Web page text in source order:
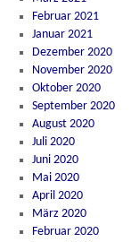
Februar 2021
Januar 2021
Dezember 2020
November 2020
Oktober 2020
September 2020
August 2020
Juli 2020
Juni 2020
Mai 2020
April 2020
März 2020
Februar 2020